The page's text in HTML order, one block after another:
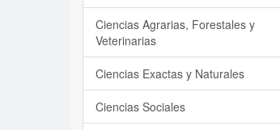
Ciencias Agrarias, Forestales y
Veterinarias
Ciencias Exactas y Naturales
Ciencias Sociales